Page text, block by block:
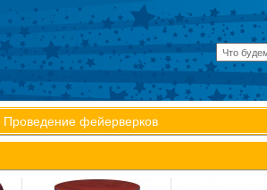
Проведение фейерверков